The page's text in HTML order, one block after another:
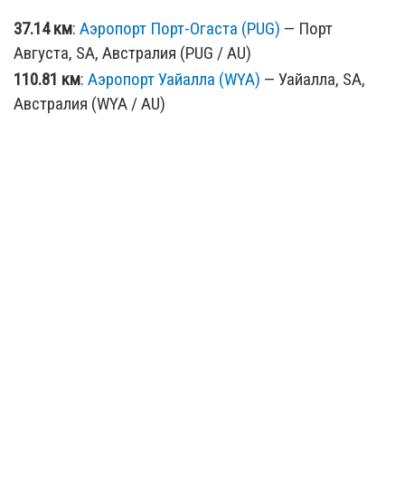
37.14 км: Аэропорт Порт-Огаста (PUG) — Порт
Августа, SA, Австралия (PUG / AU)
110.81 км: Аэропорт Уайалла (WYA) — Уайалла, SA,
Австралия (WYA / AU)